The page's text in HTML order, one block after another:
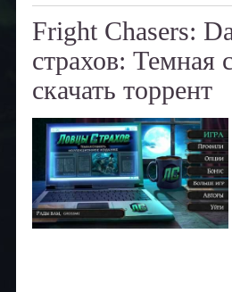
Fright Chasers:
страхов: Темная
скачать торрент